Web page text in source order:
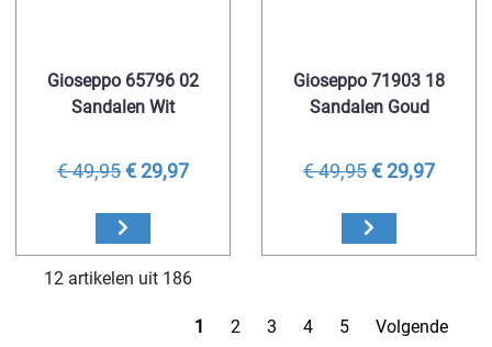
Gioseppo 65796 02
Sandalen Wit
€ 49,95€ 29,97
Gioseppo 71903 18
Sandalen Goud
€ 49,95€ 29,97
12 artikelen uit 186
1 2 3 4 5 Volgende